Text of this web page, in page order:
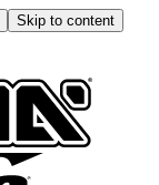
Skip to content